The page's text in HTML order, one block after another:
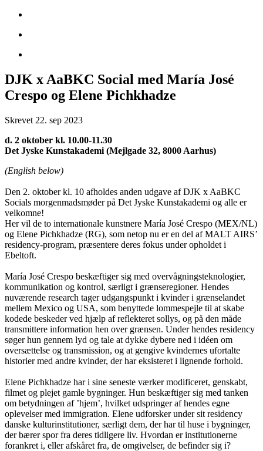
DJK x AaBKC Social med María José
Crespo og Elene Pichkhadze
Skrevet 22. sep 2023
d. 2 oktober kl. 10.00-11.30
Det Jyske Kunstakademi (Mejlgade 32, 8000 Aarhus)
(English below)
Den 2. oktober kl. 10 afholdes anden udgave af DJK x AaBKC
Socials morgenmadsmøder på Det Jyske Kunstakademi og alle er
velkomne!
Her vil de to internationale kunstnere María José Crespo (MEX/NL)
og Elene Pichkhadze (RG), som netop nu er en del af MALT AIRS’
residency-program, præsentere deres fokus under opholdet i
Ebeltoft.
María José Crespo beskæftiger sig med overvågningsteknologier,
kommunikation og kontrol, særligt i grænseregioner. Hendes
nuværende research tager udgangspunkt i kvinder i grænselandet
mellem Mexico og USA, som benyttede lommespejle til at skabe
kodede beskeder ved hjælp af reflekteret sollys, og på den måde
transmittere information hen over grænsen. Under hendes residency
søger hun gennem lyd og tale at dykke dybere ned i idéen om
oversættelse og transmission, og at gengive kvindernes ufortalte
historier med andre kvinder, der har eksisteret i lignende forhold.
Elene Pichkhadze har i sine seneste værker modificeret, genskabt,
filmet og plejet gamle bygninger. Hun beskæftiger sig med tanken
om betydningen af ’hjem’, hvilket udspringer af hendes egne
oplevelser med immigration. Elene udforsker under sit residency
danske kulturinstitutioner, særligt dem, der har til huse i bygninger,
der bærer spor fra deres tidligere liv. Hvordan er institutionerne
forankret i, eller afskåret fra, de omgivelser, de befinder sig i?